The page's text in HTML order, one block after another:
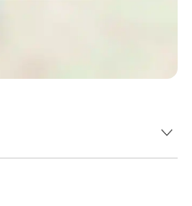
zum Strickhof (beschildert).